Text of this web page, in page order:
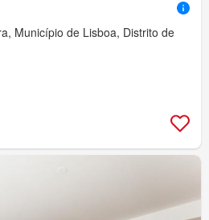
Município de Lisboa, Distrito de